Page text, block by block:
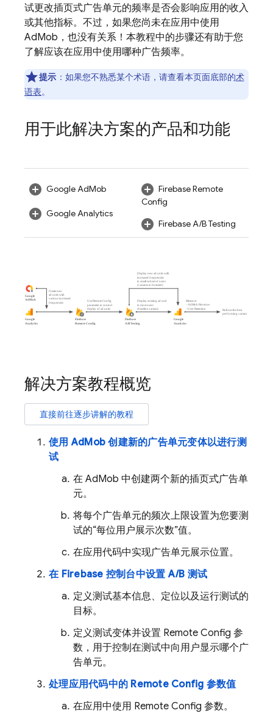
试更改插页式广告单元的频率是否会影响应用的收入
或其他指标。不过，如果您尚未在应用中使用
AdMob ，也没有关系！本教程中的步骤还有助于您
了解应该在应用中使用哪种广告频率。
提示 ：如果您不熟悉某个术语，请查看本页面底部的术
语表。
用于此解决方案的产品和功能
Google AdMob
Google Analytics
Firebase Remote
Config
Firebase A/B Testing
解决方案教程概览
直接前往逐步讲解的教程
使用AdMob 创建新的广告单元变体以进行测
试
在 AdMob 中创建两个新的插页式广告单
元。
将每个广告单元的频次上限设置为您要测
试的“每位用户展示次数”值。
在应用代码中实现广告单元展示位置。
在 Firebase 控制台中设置 A/B 测试
定义测试基本信息、定位以及运行测试的
目标。
定义测试变体并设置 Remote Config 参
数，用于控制在测试中向用户显示哪个广
告单元。
处理应用代码中的 Remote Config 参数值
在应用中使用 Remote Config 参数。